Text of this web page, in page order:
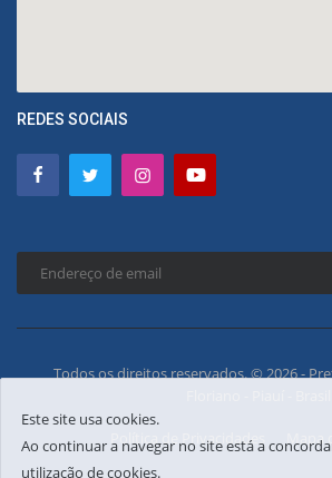
REDES SOCIAIS
Todos os direitos reservados. © 2026 -
Política de Privacidades Mapa
Este site usa cookies.
Ao continuar a navegar no site está a
utilização de cookies.